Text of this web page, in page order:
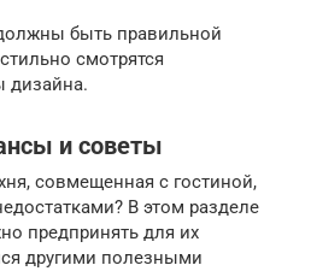
быть правильной
смотрятся
дизайна.
и советы
совмещенная с гостиной,
В этом разделе
предпринять для их
другими полезными